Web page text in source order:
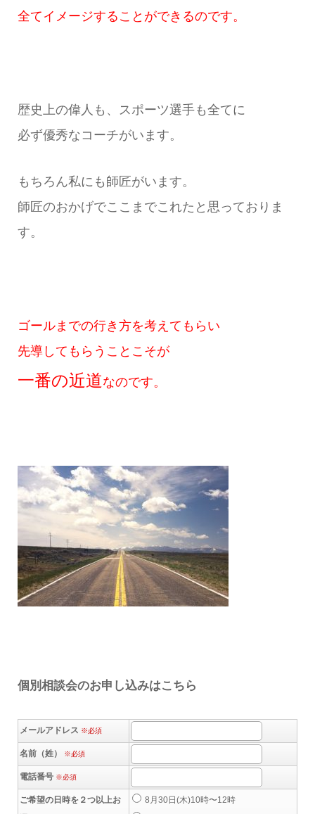
全てイメージすることができるのです。
歴史上の偉人も、スポーツ選手も全てに
必ず優秀なコーチがいます。
もちろん私にも師匠がいます。
師匠のおかげでここまでこれたと思っておりま
す。
ゴールまでの行き方を考えてもらい
先導してもらうことこそが
一番の近道なのです。
個別相談会のお申し込みはこちら
メールアドレス ※必須
名前（姓） ※必須
電話番号※必須
ご希望の日時を２つ以上お
8月30日(木)10時〜12時